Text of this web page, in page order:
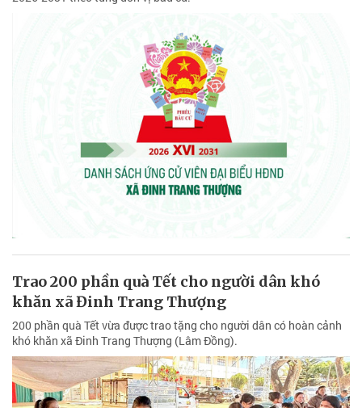
Trao 200 phần quà Tết cho người dân khó
khăn xã Đinh Trang Thượng
200 phần quà Tết vừa được trao tặng cho người dân có hoàn cảnh
khó khăn xã Đinh Trang Thượng (Lâm Đồng).